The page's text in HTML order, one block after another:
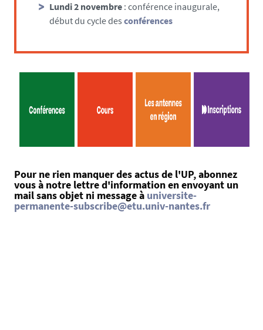
Lundi 2 novembre : conférence inaugurale,
début du cycle des conférences
Pour ne rien manquer des actus de l'UP, abonnez
vous à notre lettre d'information en envoyant un
mail sans objet ni message à universite-
permanente-subscribe@etu.univ-nantes.fr